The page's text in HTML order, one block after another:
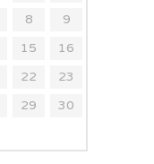
8
9
15
16
22
23
29
30